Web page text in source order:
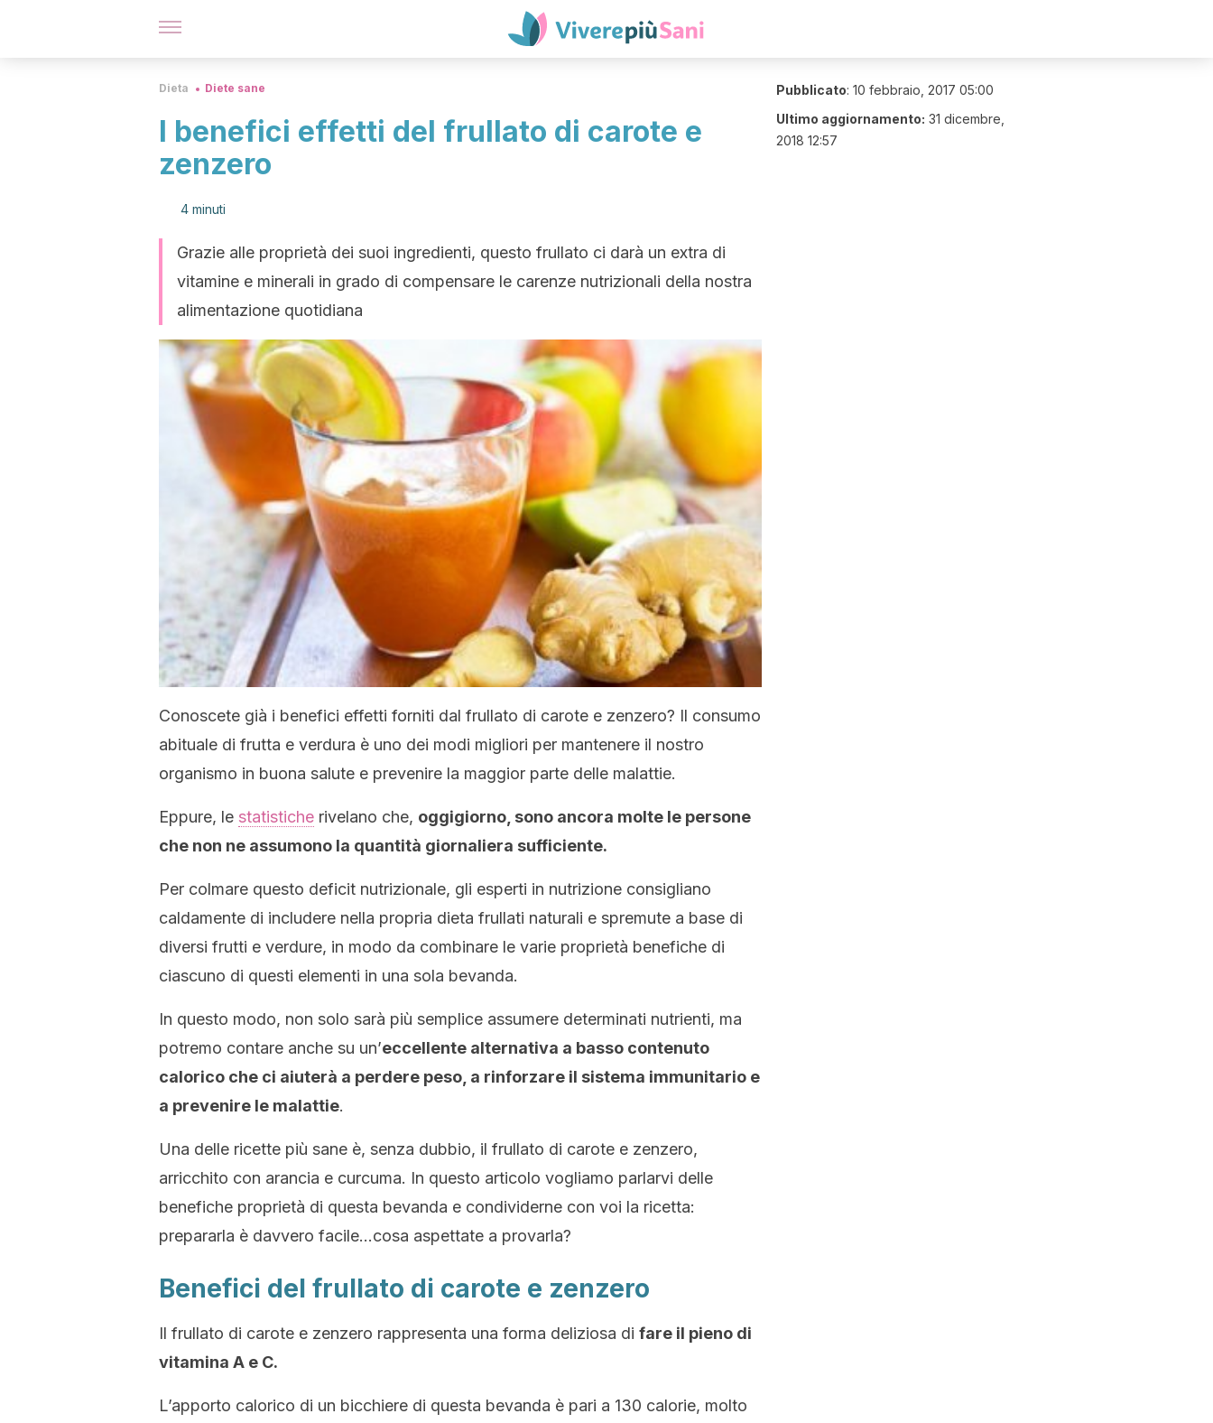
Dieta Diete sane
I benefici effetti del frullato di carote e
zenzero
4 minuti
Grazie alle proprietà dei suoi ingredienti, questo frullato ci darà un extra di
vitamine e minerali in grado di compensare le carenze nutrizionali della nostra
alimentazione quotidiana
Conoscete già i benefici effetti forniti dal frullato di carote e zenzero? Il consumo
abituale di frutta e verdura è uno dei modi migliori per mantenere il nostro
organismo in buona salute e prevenire la maggior parte delle malattie.
Eppure, le statistiche rivelano che, oggigiorno, sono ancora molte le persone
che non ne assumono la quantità giornaliera sufficiente.
Per colmare questo deficit nutrizionale, gli esperti in nutrizione consigliano
caldamente di includere nella propria dieta frullati naturali e spremute a base di
diversi frutti e verdure, in modo da combinare le varie proprietà benefiche di
ciascuno di questi elementi in una sola bevanda.
In questo modo, non solo sarà più semplice assumere determinati nutrienti, ma
potremo contare anche su un’eccellente alternativa a basso contenuto
calorico che ci aiuterà a perdere peso, a rinforzare il sistema immunitario e
a prevenire le malattie.
Una delle ricette più sane è, senza dubbio, il frullato di carote e zenzero,
arricchito con arancia e curcuma. In questo articolo vogliamo parlarvi delle
benefiche proprietà di questa bevanda e condividerne con voi la ricetta:
prepararla è davvero facile…cosa aspettate a provarla?
Benefici del frullato di carote e zenzero
Il frullato di carote e zenzero rappresenta una forma deliziosa di fare il pieno di
vitamina A e C.
L’apporto calorico di un bicchiere di questa bevanda è pari a 130 calorie, molto
Pubblicato: 10 febbraio, 2017 05:00
Ultimo aggiornamento: 31 dicembre,
2018 12:57